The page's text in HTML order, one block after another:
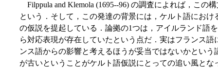
Filppula and Klemola (1695--96) の調査によれば，この
という．そして，この発達の背景には，ケルト語にお
の仮説を提起している．論拠の1つは，アイルランド語
ら対応表現が存在していたという点だ．実はフランス
ンス語からの影響と考えるほうが妥当ではないかとい
が古いということがケルト語仮説にとっての追い風とな